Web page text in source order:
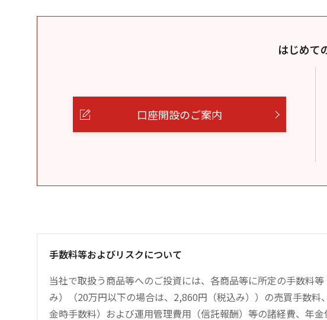
はじめて
口座開設のご案内
手数料等およびリスクについて
当社で取扱う商品等へのご投資には、各商品等に所定の手数料
み）（20万円以下の場合は、2,860円（税込み））の売買手数
金時手数料）および運用管理費用（信託報酬）等の諸経費、年